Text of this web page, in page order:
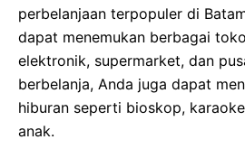
perbelanjaan terpopuler di
dapat menemukan berbagai
elektronik, supermarket, dan
berbelanja, Anda juga dapat
hiburan seperti bioskop,
anak.